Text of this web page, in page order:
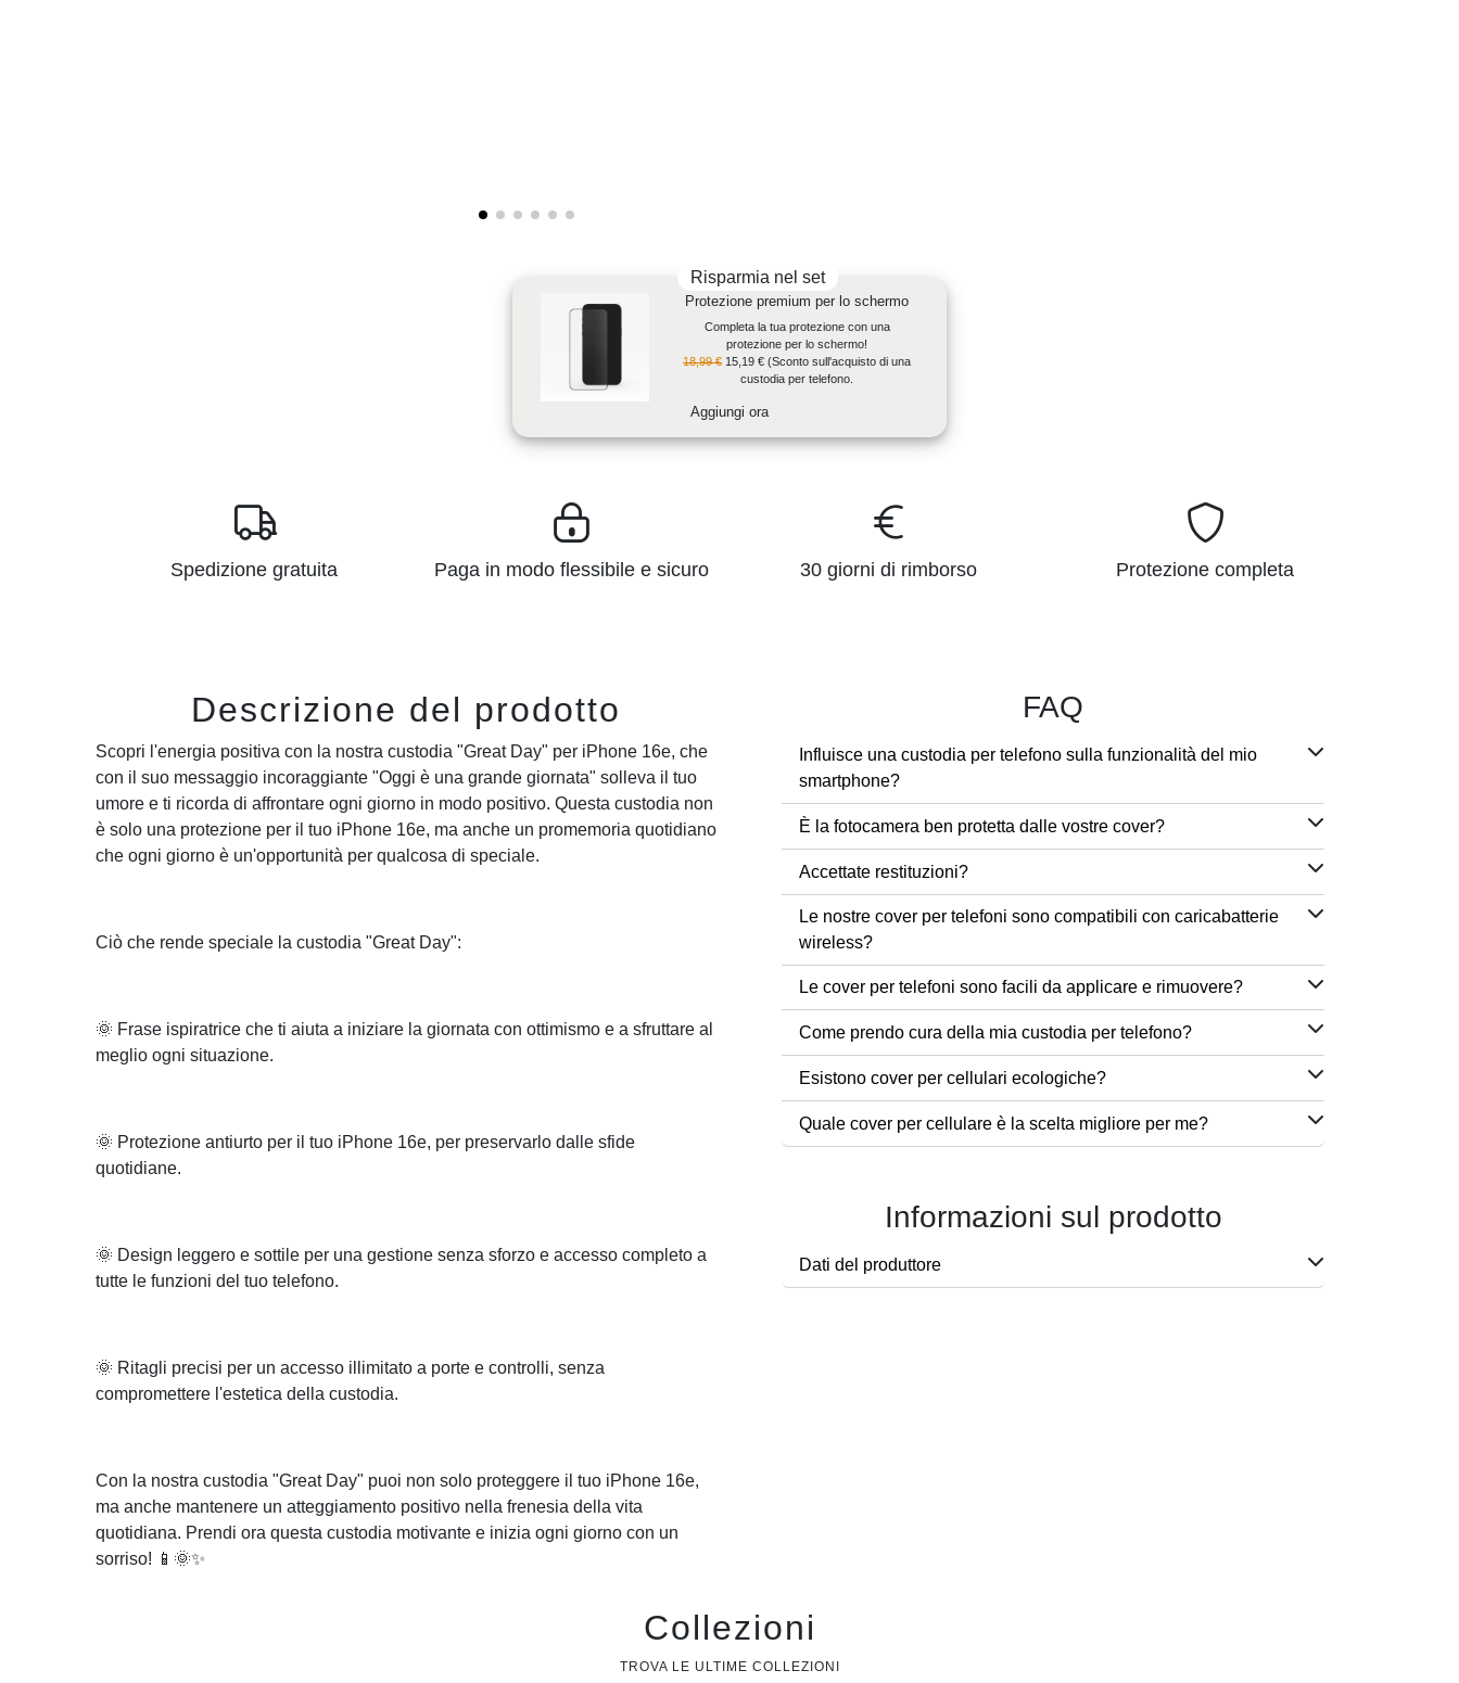
Risparmia nel set
Protezione premium per lo schermo
Completa la tua protezione con una
protezione per lo schermo!
18,99 € 15,19 € (Sconto sull'acquisto di una
custodia per telefono.
Aggiungi ora
Spedizione gratuita Paga in modo flessibile e sicuro 30 giorni di rimborso Protezione completa
Descrizione del prodotto
Scopri l'energia positiva con la nostra custodia "Great Day" per iPhone 16e, che
con il suo messaggio incoraggiante "Oggi è una grande giornata" solleva il tuo
umore e ti ricorda di affrontare ogni giorno in modo positivo. Questa custodia non
è solo una protezione per il tuo iPhone 16e, ma anche un promemoria quotidiano
che ogni giorno è un'opportunità per qualcosa di speciale.
Ciò che rende speciale la custodia "Great Day":
🌞 Frase ispiratrice che ti aiuta a iniziare la giornata con ottimismo e a sfruttare al
meglio ogni situazione.
🌞 Protezione antiurto per il tuo iPhone 16e, per preservarlo dalle sfide
quotidiane.
🌞 Design leggero e sottile per una gestione senza sforzo e accesso completo a
tutte le funzioni del tuo telefono.
🌞 Ritagli precisi per un accesso illimitato a porte e controlli, senza
compromettere l'estetica della custodia.
Con la nostra custodia "Great Day" puoi non solo proteggere il tuo iPhone 16e,
ma anche mantenere un atteggiamento positivo nella frenesia della vita
quotidiana. Prendi ora questa custodia motivante e inizia ogni giorno con un
sorriso! 📱🌞✨
FAQ
Influisce una custodia per telefono sulla funzionalità del mio
smartphone?
È la fotocamera ben protetta dalle vostre cover?
Accettate restituzioni?
Le nostre cover per telefoni sono compatibili con caricabatterie
wireless?
Le cover per telefoni sono facili da applicare e rimuovere?
Come prendo cura della mia custodia per telefono?
Esistono cover per cellulari ecologiche?
Quale cover per cellulare è la scelta migliore per me?
Informazioni sul prodotto
Dati del produttore
Collezioni
TROVA LE ULTIME COLLEZIONI